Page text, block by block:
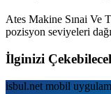
Ates Makine Sınai Ve
pozisyon seviyeleri
İlginizi
isbul.net mobil